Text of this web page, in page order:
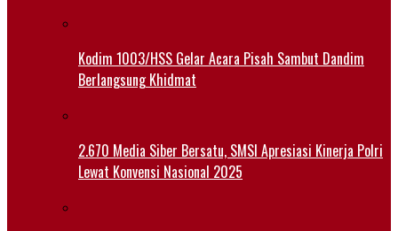
Kodim 1003/HSS Gelar Acara Pisah Sambut Dandim
Berlangsung Khidmat
2.670 Media Siber Bersatu, SMSI Apresiasi Kinerja Polri
Lewat Konvensi Nasional 2025